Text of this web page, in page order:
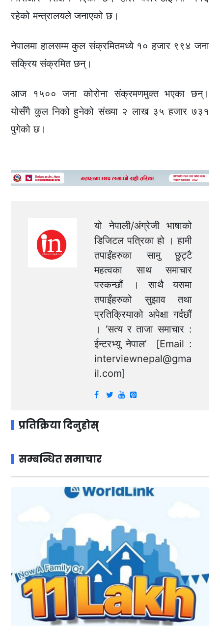
रहेको मन्त्रालयले जनाएको छ।
नेपालमा हालसम्म कुल संक्रमितमध्ये १० हजार ९९४ जना
सक्रिय संक्रमित छन्।
आज १५०० जना कोरोना संक्रमणमुक्त भएका छन्।
योसँगै कुल निको हुनेको संख्या २ लाख ३५ हजार ७३१
पुगेको छ।
यो नेपाली/अंग्रेजी भाषाको
डिजिटल पत्रिका हो । हामी
तपाईंहरुका सामु छुट्टै
महत्वका साथ समाचार
पस्कन्छौं । साथै यसमा
तपाईंहरुको सुझाव तथा
प्रतिक्रियाको अपेक्षा गर्दछौं
। ‘सत्य र ताजा समाचार :
ईन्टरभ्यु नेपाल’ [Email :
interviewnepal@gma
il.com]
प्रतिक्रिया दिनुहोस्
सम्बन्धित समाचार